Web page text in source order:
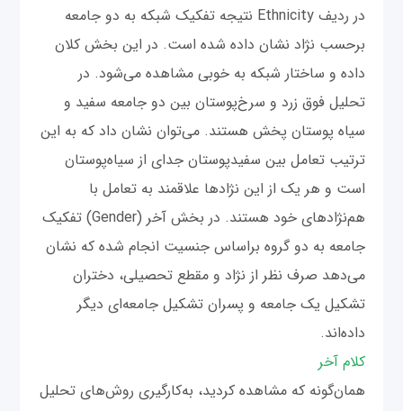
در ردیف Ethnicity نتیجه تفکیک شبکه به دو جامعه
برحسب نژاد نشان داده شده است. در این بخش کلان
داده و ساختار شبکه به خوبی مشاهده می‌شود. در
تحلیل فوق زرد و سرخ‌پوستان بین دو جامعه سفید و
سیاه پوستان پخش هستند. می‌توان نشان داد که به این
ترتیب تعامل بین سفیدپوستان جدای از سیاه‌پوستان
است و هر یک از این نژادها علاقمند به تعامل با
هم‌نژادهای خود هستند. در بخش آخر (Gender) تفکیک
جامعه به دو گروه براساس جنسیت انجام شده که نشان
می‌دهد صرف نظر از نژاد و مقطع تحصیلی، دختران
تشکیل یک جامعه و پسران تشکیل جامعه‌ای دیگر
داده‌اند.
کلام آخر
همان‌گونه که مشاهده کردید، به‌کارگیری روش‌های تحلیل